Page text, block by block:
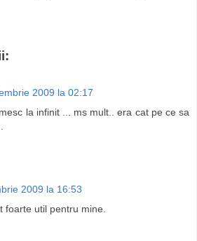
2009 la 02:17
la infinit ... ms mult.. era cat pe ce sa
2009 la 16:53
foarte util pentru mine.